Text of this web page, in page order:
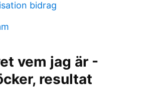
bidrag
vem jag är -
resultat